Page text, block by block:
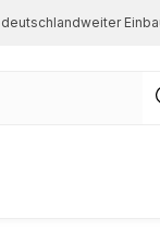
deutschlandweiter